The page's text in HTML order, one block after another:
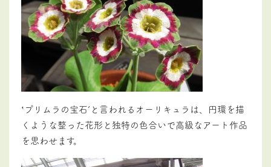
‛プリムラの宝石’と言われるオーリキュラは、円環を描
くような整った花形と独特の色合いで高級なアート作品
を思わせます。